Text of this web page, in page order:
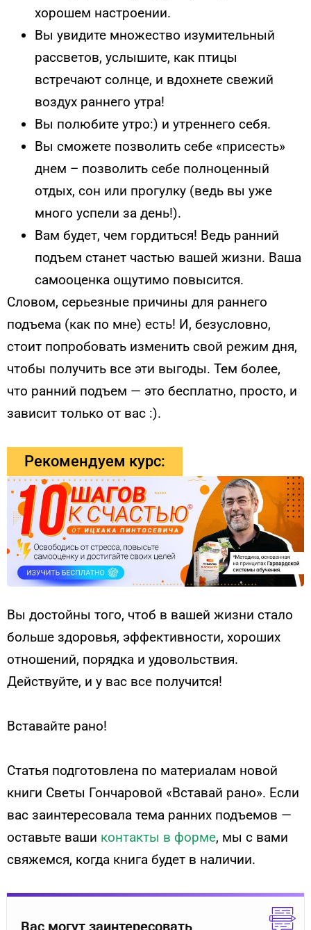
хорошем настроении.
Вы увидите множество изумительный
рассветов, услышите, как птицы
встречают солнце, и вдохнете свежий
воздух раннего утра!
Вы полюбите утро:) и утреннего себя.
Вы сможете позволить себе «присесть»
днем – позволить себе полноценный
отдых, сон или прогулку (ведь вы уже
много успели за день!).
Вам будет, чем гордиться! Ведь ранний
подъем станет частью вашей жизни. Ваша
самооценка ощутимо повысится.
Словом, серьезные причины для раннего
подъема (как по мне) есть! И, безусловно,
стоит попробовать изменить свой режим дня,
чтобы получить все эти выгоды. Тем более,
что ранний подъем — это бесплатно, просто, и
зависит только от вас :).
Рекомендуем курс:
Вы достойны того, чтоб в вашей жизни стало
больше здоровья, эффективности, хороших
отношений, порядка и удовольствия.
Действуйте, и у вас все получится!
Вставайте рано!
Статья подготовлена по материалам новой
книги Светы Гончаровой «Вставай рано». Если
вас заинтересовала тема ранних подъемов —
оставьте ваши контакты в форме, мы с вами
свяжемся, когда книга будет в наличии.
Вас могут заинтересовать